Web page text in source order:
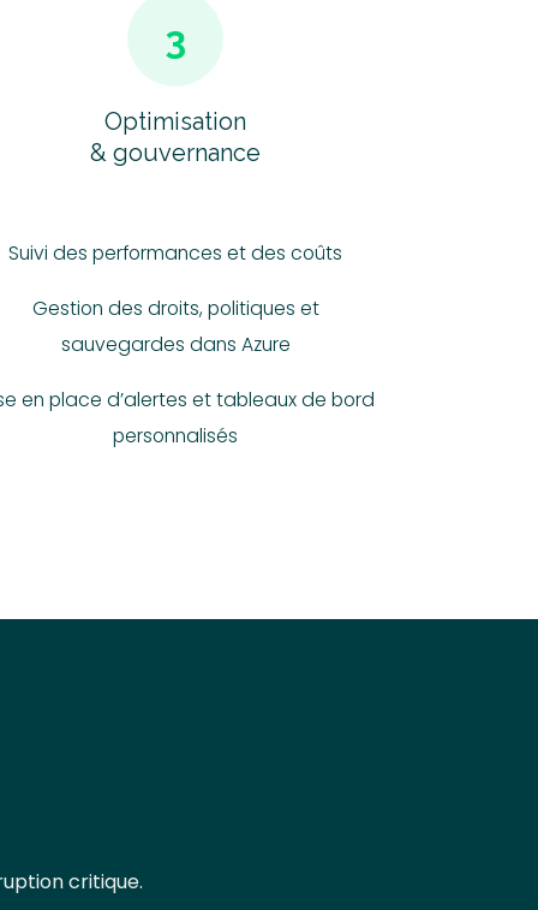
3
Optimisation
& gouvernance
Suivi des performances et des coûts
Gestion des droits, politiques et
sauvegardes dans Azure
en place d’alertes et tableaux de bord
personnalisés
critique.